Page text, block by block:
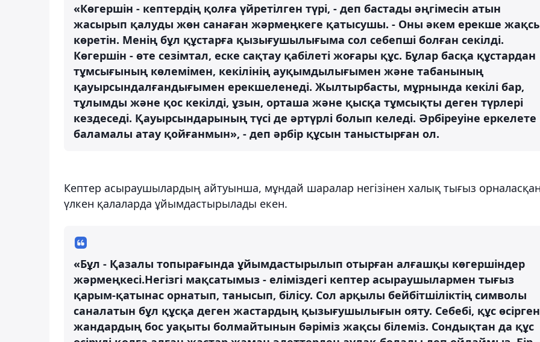
«Көгершін - кептердің қолға үйретілген түрі, - деп бастады әңгімесін атын
жасырып қалуды жөн санаған жәрмеңкеге қатысушы. - Оны әкем ерекше
көретін. Менің бұл құстарға қызығушылығыма сол себепші болған секілді.
Көгершін - өте сезімтал, еске сақтау қабілеті жоғары құс. Бұлар басқа құстардан
тұмсығының көлемімен, кекілінің ауқымдылығымен және табанының
қауырсындалғандығымен ерекшеленеді. Жылтырбасты, мұрнында кекілі бар,
тұлымды және қос кекілді, ұзын, орташа және қысқа тұмсықты деген түрлері
кездеседі. Қауырсындарының түсі де әртүрлі болып келеді. Әрбіреуіне еркелете
баламалы атау қойғанмын», - деп әрбір құсын таныстырған ол.
Кептер асыраушылардың айтуынша, мұндай шаралар негізінен халық тығыз
үлкен қалаларда ұйымдастырылады екен.
«Бұл - Қазалы топырағында ұйымдастырылып отырған алғашқы көгершіндер
жәрмеңкесі.Негізгі мақсатымыз - еліміздегі кептер асыраушылармен тығыз
қарым-қатынас орнатып, танысып, білісу. Сол арқылы бейбітшіліктің символы
саналатын бұл құсқа деген жастардың қызығушылығын ояту. Себебі, құс өсірген
жандардың бос уақыты болмайтынын бәріміз жақсы білеміз. Сондықтан да құс